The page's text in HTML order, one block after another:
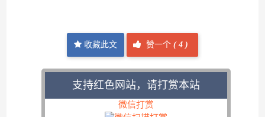
收藏此文 赞一个 (4 )
支持红色网站，请打赏本站
微信打赏